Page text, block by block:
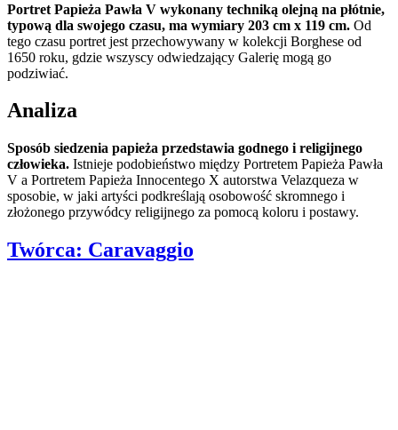
Portret Papieża Pawła V wykonany techniką olejną na płótnie,
typową dla swojego czasu, ma wymiary 203 cm x 119 cm. Od
tego czasu portret jest przechowywany w kolekcji Borghese od
1650 roku, gdzie wszyscy odwiedzający Galerię mogą go
podziwiać.
Analiza
Sposób siedzenia papieża przedstawia godnego i religijnego
człowieka. Istnieje podobieństwo między Portretem Papieża Pawła
V a Portretem Papieża Innocentego X autorstwa Velazqueza w
sposobie, w jaki artyści podkreślają osobowość skromnego i
złożonego przywódcy religijnego za pomocą koloru i postawy.
Twórca: Caravaggio